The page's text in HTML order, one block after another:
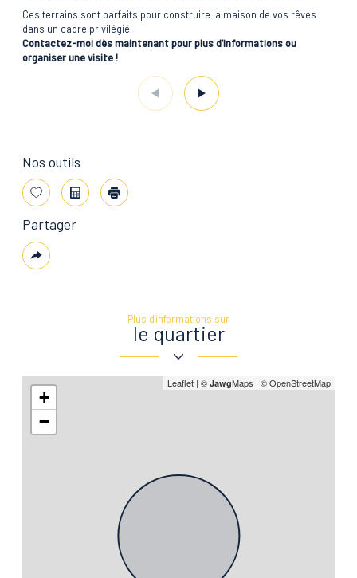
Ces terrains sont parfaits pour construire la maison de vos rêves
dans un cadre privilégié.
Contactez-moi dès maintenant pour plus d’informations ou
organiser une visite !
Nos outils
SélectionnerCalculatriceImprimer
Partager
Plus
de
Plus d'informations sur
le quartier
+
−
Leaflet | © JawgMaps | © OpenStreetMap